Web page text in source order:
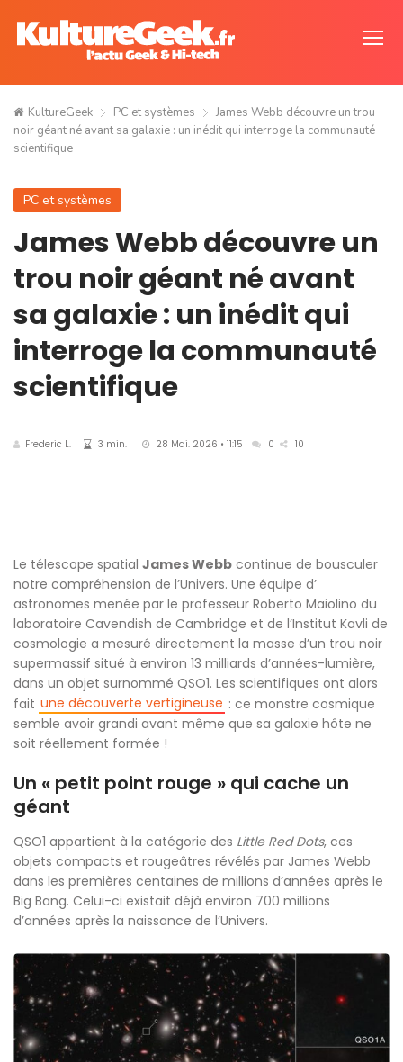
KultureGeek PC et systèmes
James Webb découvre un trou
noir géant né avant sa galaxie : un inédit qui interroge la communauté
scientifique
PC et systèmes
James Webb découvre un
trou noir géant né avant
sa galaxie : un inédit qui
interroge la communauté
scientifique
Frederic L. 3 min. 28 Mai. 2026 • 11:15 0 10
Le télescope spatial James Webb continue de bousculer
notre compréhension de l’Univers. Une équipe d’
astronomes menée par le professeur Roberto Maiolino du
laboratoire Cavendish de Cambridge et de l’Institut Kavli de
cosmologie a mesuré directement la masse d’un trou noir
supermassif situé à environ 13 milliards d’années-lumière,
dans un objet surnommé QSO1. Les scientifiques ont alors
fait une découverte vertigineuse : ce monstre cosmique
semble avoir grandi avant même que sa galaxie hôte ne
soit réellement formée !
Un « petit point rouge » qui cache un
géant
QSO1 appartient à la catégorie des Little Red Dots, ces
objets compacts et rougeâtres révélés par James Webb
dans les premières centaines de millions d’années après le
Big Bang. Celui-ci existait déjà environ 700 millions
d’années après la naissance de l’Univers.